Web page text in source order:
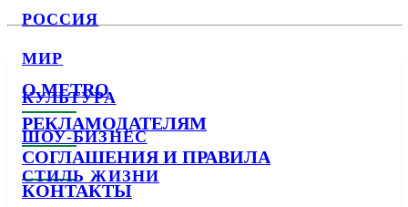
РОССИЯ
МИР
КУЛЬТУРА
ШОУ-БИЗНЕС
СТИЛЬ ЖИЗНИ
О METRO
РЕКЛАМОДАТЕЛЯМ
СОГЛАШЕНИЯ И ПРАВИЛА
КОНТАКТЫ